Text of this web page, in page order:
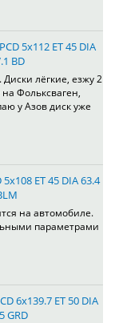
5x112 ET 45 DIA
BD
лёгкие, езжу 2
на Фольксваген,
у Азов диск уже
ET 45 DIA 63.4
на автомобиле.
параметрами
6x139.7 ET 50 DIA
GRD